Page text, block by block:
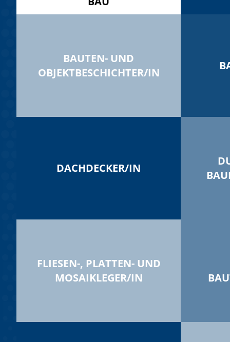
BAUTEN- UND
OBJEKTBESCHICHTER/IN
DACHDECKER/IN
FLIESEN-, PLATTEN- UND
MOSAIKLEGER/IN